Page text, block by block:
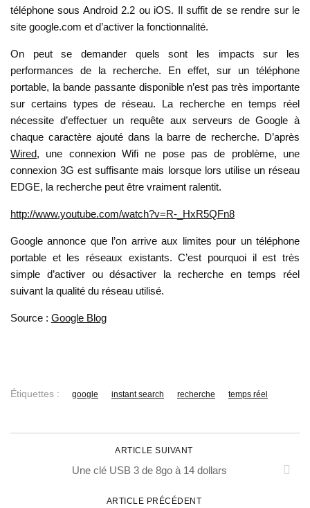
téléphone sous Android 2.2 ou iOS. Il suffit de se rendre sur le
site google.com et d’activer la fonctionnalité.
On peut se demander quels sont les impacts sur les
performances de la recherche. En effet, sur un téléphone
portable, la bande passante disponible n’est pas très importante
sur certains types de réseau. La recherche en temps réel
nécessite d’effectuer un requête aux serveurs de Google à
chaque caractère ajouté dans la barre de recherche. D’après
Wired, une connexion Wifi ne pose pas de problème, une
connexion 3G est suffisante mais lorsque lors utilise un réseau
EDGE, la recherche peut être vraiment ralentit.
http://www.youtube.com/watch?v=R-_HxR5QFn8
Google annonce que l’on arrive aux limites pour un téléphone
portable et les réseaux existants. C’est pourquoi il est très
simple d’activer ou désactiver la recherche en temps réel
suivant la qualité du réseau utilisé.
Source : Google Blog
Étiquettes : google instant search recherche temps réel
ARTICLE SUIVANT
Une clé USB 3 de 8go à 14 dollars
ARTICLE PRÉCÉDENT